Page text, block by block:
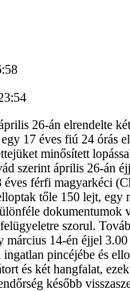
26-án elrendelte
17 éves fiú 24 órás
minősített
szerint április 26-án
férfi magyarkéci
tőle 150 lejt, egy
dokumentumok
szorul.
március 14-én éjjel
pincéjébe és
és két hangfalat,
később